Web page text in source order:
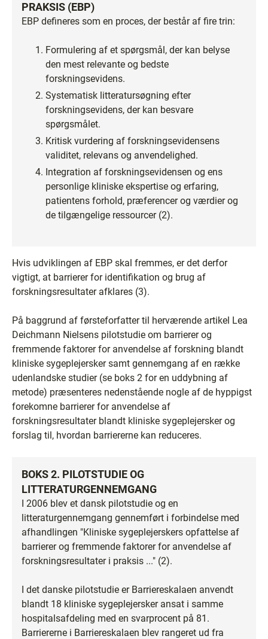
PRAKSIS (EBP)
EBP defineres som en proces, der består af fire trin:
Formulering af et spørgsmål, der kan belyse
den mest relevante og bedste
forskningsevidens.
Systematisk litteratursøgning efter
forskningsevidens, der kan besvare
spørgsmålet.
Kritisk vurdering af forskningsevidensens
validitet, relevans og anvendelighed.
Integration af forskningsevidensen og ens
personlige kliniske ekspertise og erfaring,
patientens forhold, præferencer og værdier og
de tilgængelige ressourcer (2).
Hvis udviklingen af EBP skal fremmes, er det derfor
vigtigt, at barrierer for identifikation og brug af
forskningsresultater afklares (3).
På baggrund af førsteforfatter til herværende artikel Lea
Deichmann Nielsens pilotstudie om barrierer og
fremmende faktorer for anvendelse af forskning blandt
kliniske sygeplejersker samt gennemgang af en række
udenlandske studier (se boks 2 for en uddybning af
metode) præsenteres nedenstående nogle af de hyppigst
forekomne barrierer for anvendelse af
forskningsresultater blandt kliniske sygeplejersker og
forslag til, hvordan barriererne kan reduceres.
BOKS 2. PILOTSTUDIE OG
LITTERATURGENNEMGANG
I 2006 blev et dansk pilotstudie og en
litteraturgennemgang gennemført i forbindelse med
afhandlingen "Kliniske sygeplejerskers opfattelse af
barrierer og fremmende faktorer for anvendelse af
forskningsresultater i praksis ..." (2).
I det danske pilotstudie er Barriereskalaen anvendt
blandt 18 kliniske sygeplejersker ansat i samme
hospitalsafdeling med en svarprocent på 81.
Barriererne i Barriereskalaen blev rangeret ud fra